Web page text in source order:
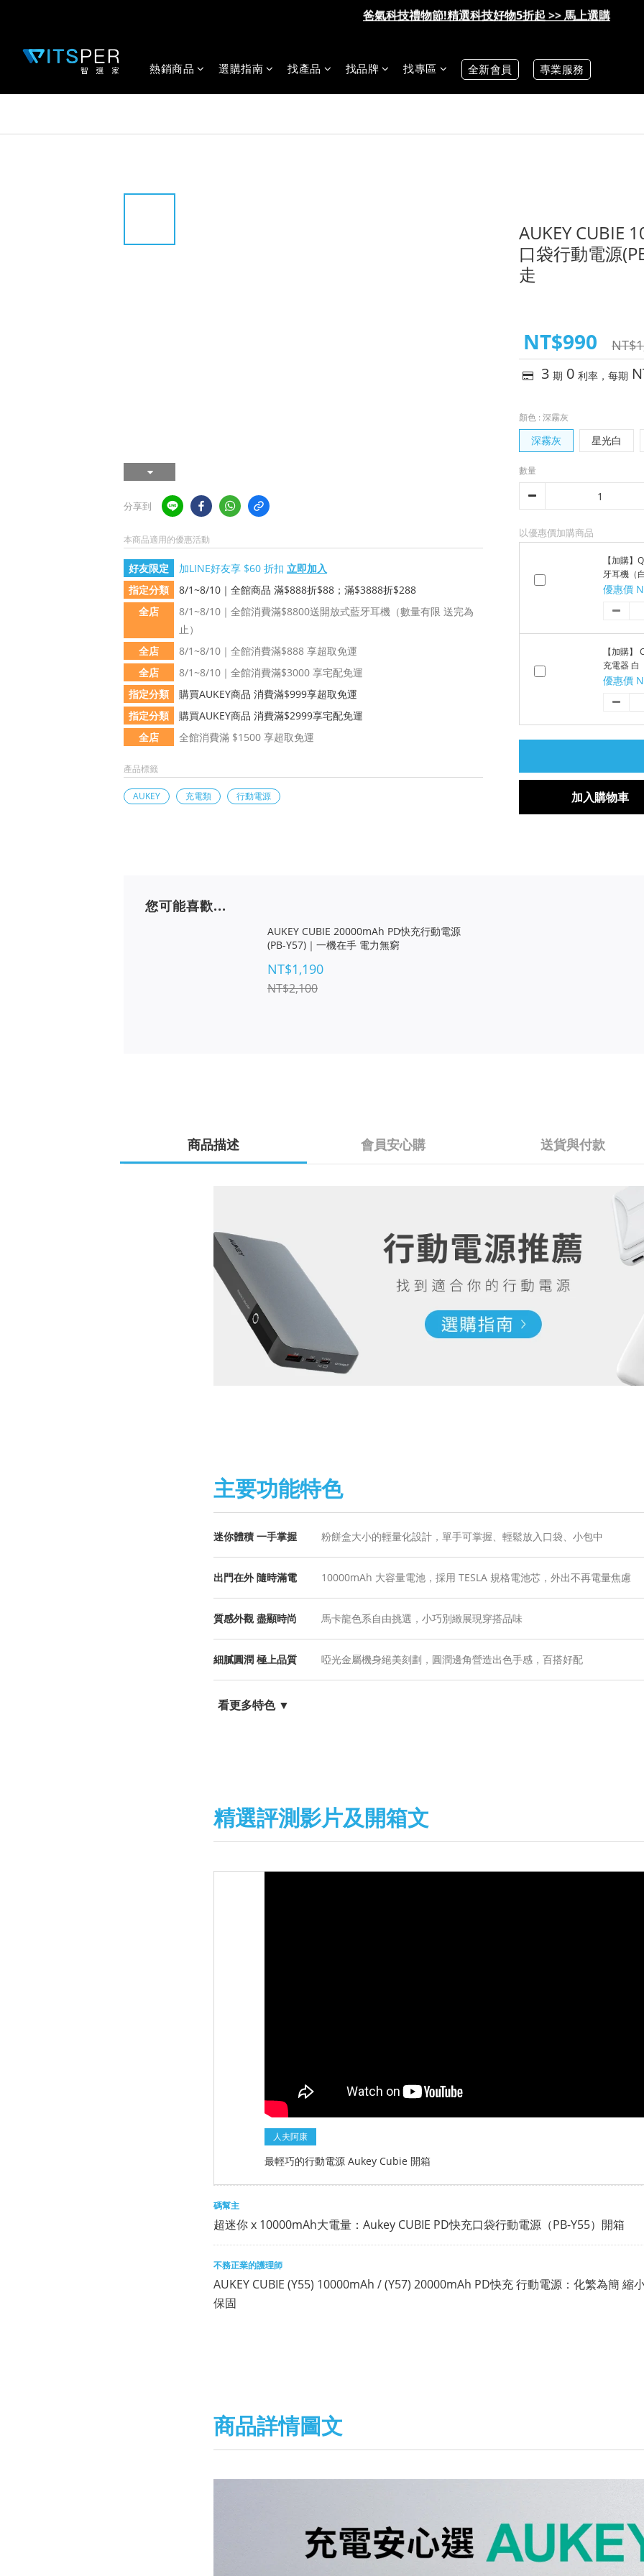
IDMIX Q10 Pro 行動電源 第一代 更換服務方案說明
熱銷商品 選購指南 找產品 找品牌 找專區 全新會員 專業服務
IDMIX Q10 Pro 行動電源 第一代 更換服務方案說明
分享到
AUKEY CUBIE
口袋行動電源
走
NT$990
3 期 0 利率，每期
顏色 : 深霧灰
深霧灰 星光白
數量
以優惠價加購商品
【加購
牙耳機（
優惠價
【加購
充電器 白
優惠價
加入購物車
本商品適用的優惠活動
好友限定 加LINE好友享 $60 折扣 立即加入
指定分類
8/1~8/10｜全館商品 滿$888折$88；滿$3888折$288
全店
8/1~8/10｜全館消費滿$8800送開放式藍牙耳機（數量有限 送完為
止）
全店
8/1~8/10｜全館消費滿$888 享超取免運
全店
8/1~8/10｜全館消費滿$3000 享宅配免運
指定分類
購買AUKEY商品 消費滿$999享超取免運
指定分類
購買AUKEY商品 消費滿$2999享宅配免運
全店
全館消費滿 $1500 享超取免運
產品標籤
AUKEY 充電類 行動電源
您可能喜歡...
AUKEY CUBIE 20000mAh PD快充行動電源
(PB-Y57)｜一機在手 電力無窮
NT$1,190
NT$2,100
商品描述 會員安心購 送貨與付款
主要功能特色
迷你體積 一手掌握 粉餅盒大小的輕量化設計，單手可掌握、輕鬆放入口袋、小包中
出門在外 隨時滿電 10000mAh 大容量電池，採用 TESLA 規格電池芯，外出不再電量焦慮
質感外觀 盡顯時尚 馬卡龍色系自由挑選，小巧別緻展現穿搭品味
細膩圓潤 極上品質 啞光金屬機身絕美刻劃，圓潤邊角營造出色手感，百搭好配
看更多特色 ▼
精選評測影片及開箱文
人夫阿康
最輕巧的行動電源 Aukey Cubie 開箱
碼幫主
超迷你 x 10000mAh大電量：Aukey CUBIE PD快充口袋行動電源（PB-Y55）開箱
不務正業的護理師
AUKEY CUBIE (Y55) 10000mAh / (Y57) 20000mAh PD快充 行動電源：化繁為簡 縮
保固
商品詳情圖文